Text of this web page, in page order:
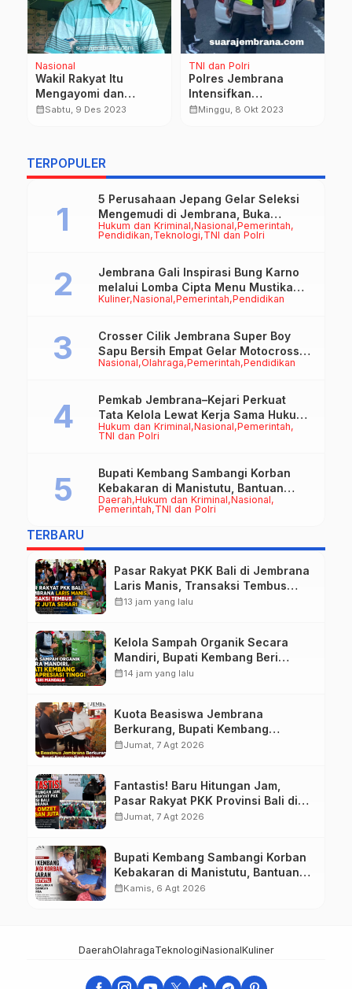
Nasional
Wakil Rakyat Itu
Mengayomi dan
Menjalankan Amanat
calendar_monthSabtu, 9 Des 2023
TNI dan Polri
Polres Jembrana
Intensifkan
Pengamanan Jelang
calendar_monthMinggu, 8 Okt 2023
TERPOPULER
Hukum dan Kriminal Nasional Pemerintah
Pendidikan Teknologi TNI dan Polri
5 Perusahaan Jepang Gelar Seleksi
Mengemudi di Jembrana, Buka
Peluang Kerja bagi Calon PMI
Kuliner Nasional Pemerintah Pendidikan
Jembrana Gali Inspirasi Bung Karno
melalui Lomba Cipta Menu Mustika
Rasa
Nasional Olahraga Pemerintah Pendidikan
Crosser Cilik Jembrana Super Boy
Sapu Bersih Empat Gelar Motocross
50cc
Hukum dan Kriminal Nasional Pemerintah
TNI dan Polri
Pemkab Jembrana–Kejari Perkuat
Tata Kelola Lewat Kerja Sama Hukum
Datun
Daerah Hukum dan Kriminal Nasional
Pemerintah TNI dan Polri
Bupati Kembang Sambangi Korban
Kebakaran di Manistutu, Bantuan
Disalurkan untuk Ringankan Beban
TERBARU
Pasar Rakyat PKK Bali di Jembrana
Laris Manis, Transaksi Tembus
Rp.672 Juta Sehari
calendar_month13 jam yang lalu
Kelola Sampah Organik Secara
Mandiri, Bupati Kembang Beri
Apresiasi Tinggi Warga Sri
calendar_month14 jam yang lalu
Kuota Beasiswa Jembrana
Berkurang, Bupati Kembang
Siapkan Upaya Penambahan di
calendar_monthJumat, 7 Agt 2026
Fantastis! Baru Hitungan Jam,
Pasar Rakyat PKK Provinsi Bali di
Jembrana Raup Omzet Ratusan
calendar_monthJumat, 7 Agt 2026
Bupati Kembang Sambangi Korban
Kebakaran di Manistutu, Bantuan
Disalurkan untuk Ringankan Beban
calendar_monthKamis, 6 Agt 2026
DaerahOlahragaTeknologiNasionalKuliner